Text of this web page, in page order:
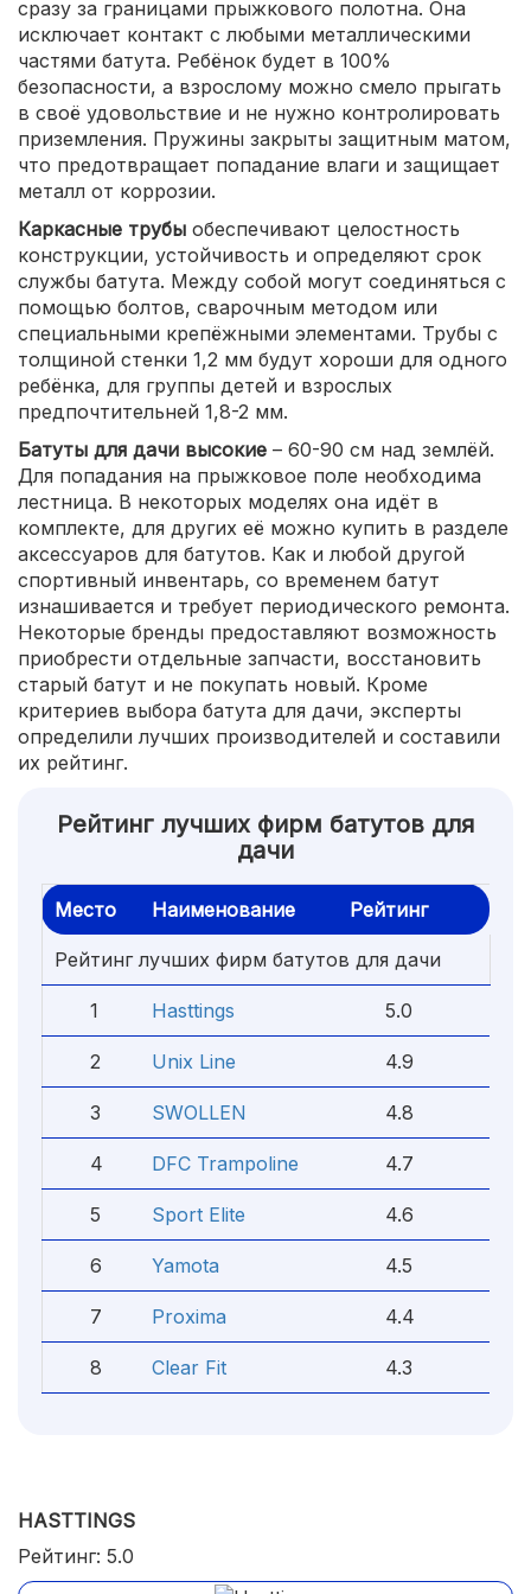
сразу за границами прыжкового полотна. Она
исключает контакт с любыми металлическими
частями батута. Ребёнок будет в 100%
безопасности, а взрослому можно смело прыгать
в своё удовольствие и не нужно контролировать
приземления. Пружины закрыты защитным матом,
что предотвращает попадание влаги и защищает
металл от коррозии.
Каркасные трубы обеспечивают целостность
конструкции, устойчивость и определяют срок
службы батута. Между собой могут соединяться с
помощью болтов, сварочным методом или
специальными крепёжными элементами. Трубы с
толщиной стенки 1,2 мм будут хороши для одного
ребёнка, для группы детей и взрослых
предпочтительней 1,8-2 мм.
Батуты для дачи высокие – 60-90 см над землёй.
Для попадания на прыжковое поле необходима
лестница. В некоторых моделях она идёт в
комплекте, для других её можно купить в разделе
аксессуаров для батутов. Как и любой другой
спортивный инвентарь, со временем батут
изнашивается и требует периодического ремонта.
Некоторые бренды предоставляют возможность
приобрести отдельные запчасти, восстановить
старый батут и не покупать новый. Кроме
критериев выбора батута для дачи, эксперты
определили лучших производителей и составили
их рейтинг.
Рейтинг лучших фирм батутов для
дачи
Место Наименование Рейтинг
Рейтинг лучших фирм батутов для дачи
1 Hasttings 5.0
2 Unix Line 4.9
3 SWOLLEN 4.8
4 DFC Trampoline 4.7
5 Sport Elite 4.6
6 Yamota 4.5
7 Proxima 4.4
8 Clear Fit 4.3
HASTTINGS
Рейтинг: 5.0